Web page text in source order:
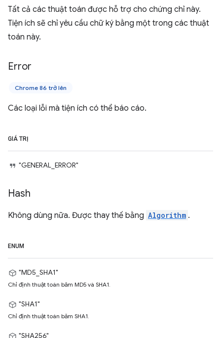
Tất cả các thuật toán được hỗ trợ cho chứng chỉ này.
Tiện ích sẽ chỉ yêu cầu chữ ký bằng một trong các thuật
toán này.
Error
Chrome 86 trở lên
Các loại lỗi mà tiện ích có thể báo cáo.
GIÁ TRỊ
"GENERAL_ERROR"
Hash
Không dùng nữa. Được thay thế bằng Algorithm .
ENUM
"MD5_SHA1"
Chỉ định thuật toán băm MD5 và SHA1.
"SHA1"
Chỉ định thuật toán băm SHA1.
"SHA256"